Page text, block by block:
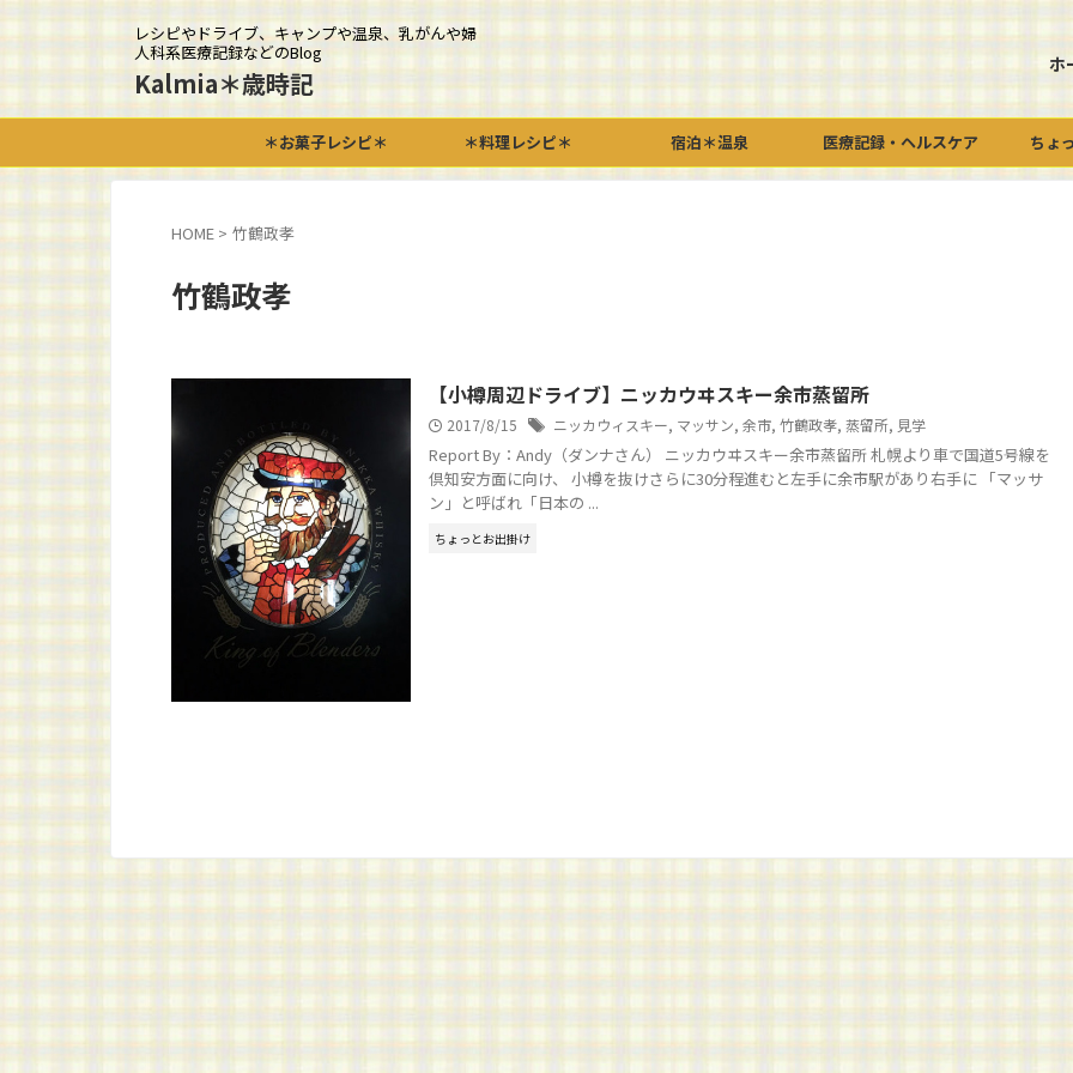
レシピやドライブ、キャンプや温泉、乳がんや婦
人科系医療記録などのBlog
Kalmia＊歳時記
ホ
＊お菓子レシピ＊ ＊料理レシピ＊ 宿泊＊温泉 医療記録・ヘルスケア ちょ
HOME > 竹鶴政孝
竹鶴政孝
【小樽周辺ドライブ】ニッカウヰスキー余市蒸留所
2017/8/15 ニッカウィスキー, マッサン, 余市, 竹鶴政孝, 蒸留所, 見学
Report By：Andy（ダンナさん） ニッカウヰスキー余市蒸留所 札幌より車で国道5号線を
倶知安方面に向け、 小樽を抜けさらに30分程進むと左手に余市駅があり右手に 「マッサ
ン」と呼ばれ「日本の ...
ちょっとお出掛け